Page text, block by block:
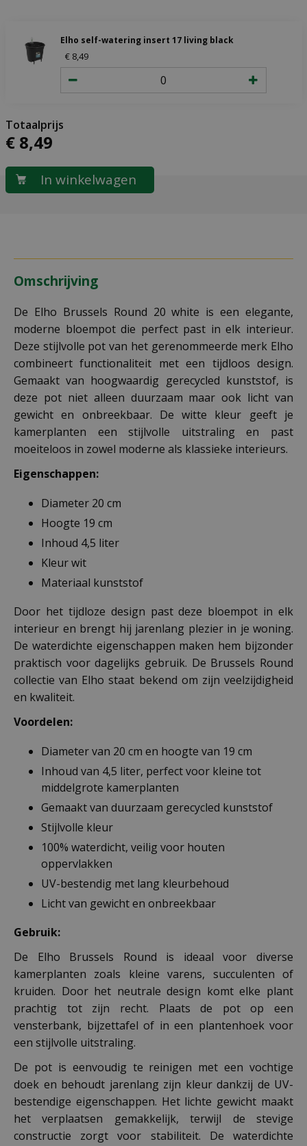
Elho self-watering insert 17 living black
€ 8,49
€ 8,49
Omschrijving
De Elho Brussels Round 20 white is een elegante,
moderne bloempot die perfect past in elk interieur.
Deze stijlvolle pot van het gerenommeerde merk Elho
combineert functionaliteit met een tijdloos design.
Gemaakt van hoogwaardig gerecycled kunststof, is
deze pot niet alleen duurzaam maar ook licht van
gewicht en onbreekbaar. De witte kleur geeft je
kamerplanten een stijlvolle uitstraling en past
moeiteloos in zowel moderne als klassieke interieurs.
Eigenschappen:
Diameter 20 cm
Hoogte 19 cm
Inhoud 4,5 liter
Kleur wit
Materiaal kunststof
Door het tijdloze design past deze bloempot in elk
interieur en brengt hij jarenlang plezier in je woning.
De waterdichte eigenschappen maken hem bijzonder
praktisch voor dagelijks gebruik. De Brussels Round
collectie van Elho staat bekend om zijn veelzijdigheid
en kwaliteit.
Voordelen:
Diameter van 20 cm en hoogte van 19 cm
Inhoud van 4,5 liter, perfect voor kleine tot
middelgrote kamerplanten
Gemaakt van duurzaam gerecycled kunststof
Stijlvolle kleur
100% waterdicht, veilig voor houten
oppervlakken
UV-bestendig met lang kleurbehoud
Licht van gewicht en onbreekbaar
Gebruik:
De Elho Brussels Round is ideaal voor diverse
kamerplanten zoals kleine varens, succulenten of
kruiden. Door het neutrale design komt elke plant
prachtig tot zijn recht. Plaats de pot op een
vensterbank, bijzettafel of in een plantenhoek voor
een stijlvolle uitstraling.
De pot is eenvoudig te reinigen met een vochtige
doek en behoudt jarenlang zijn kleur dankzij de UV-
bestendige eigenschappen. Het lichte gewicht maakt
het verplaatsen gemakkelijk, terwijl de stevige
constructie zorgt voor stabiliteit. De waterdichte